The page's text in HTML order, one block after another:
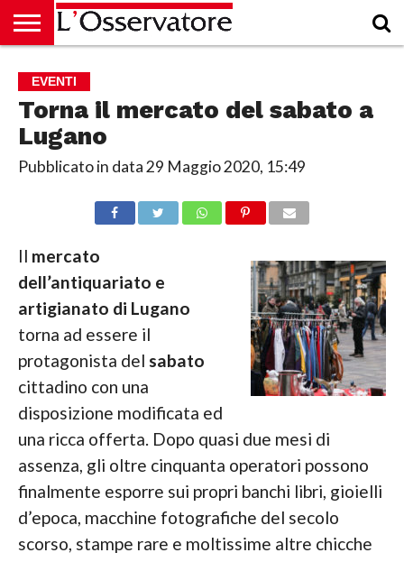
CULTURA
ECONOMIA
RUBRICHE
ARCHIVIO
PODCAST
ABBONAMENTO
CHI
SIAMO
ACCEDI
EVENTI
Torna il mercato del sabato a
Lugano
Pubblicato in data29 Maggio 2020, 15:49
Il mercato
dell’antiquariato e
artigianato di Lugano
torna ad essere il
protagonista del sabato
cittadino con una
disposizione modificata ed
una ricca offerta. Dopo quasi due mesi di
assenza, gli oltre cinquanta operatori possono
finalmente esporre sui propri banchi libri, gioielli
d’epoca, macchine fotografiche del secolo
scorso, stampe rare e moltissime altre chicche